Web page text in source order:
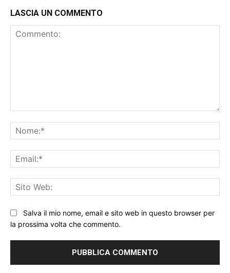
LASCIA UN COMMENTO
Salva il mio nome, email e sito web in questo browser per
la prossima volta che commento.